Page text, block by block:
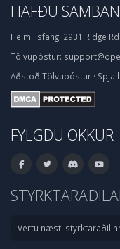
HAFÐU
Heimilisfang: 2931 Ridge
Tölvupóstur:
Aðstoð Tölvupóstur ·
FYLGDU OKKUR
Vertu næsti